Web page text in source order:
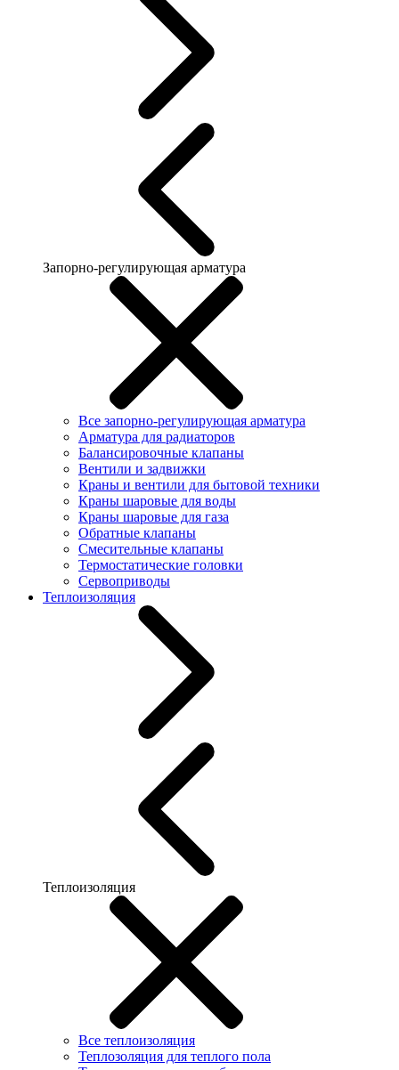
Запорно-регулирующая арматура
Все запорно-регулирующая арматура
Арматура для радиаторов
Балансировочные клапаны
Вентили и задвижки
Краны и вентили для бытовой техники
Краны шаровые для воды
Краны шаровые для газа
Обратные клапаны
Смесительные клапаны
Термостатические головки
Сервоприводы
Теплоизоляция
Теплоизоляция
Все теплоизоляция
Теплозоляция для теплого пола